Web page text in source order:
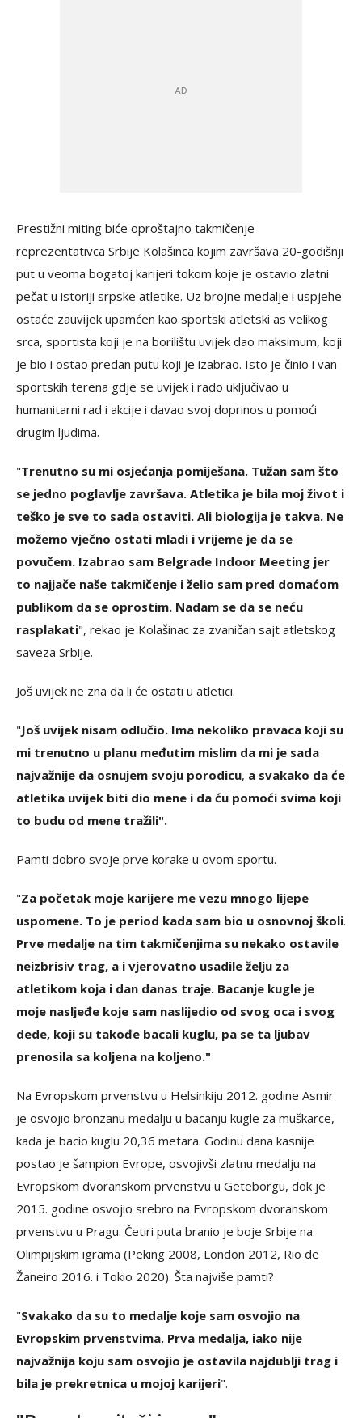
Prestižni miting biće oproštajno takmičenje
reprezentativca Srbije Kolašinca kojim završava 20-godišnji
put u veoma bogatoj karijeri tokom koje je ostavio zlatni
pečat u istoriji srpske atletike. Uz brojne medalje i uspjehe
ostaće zauvijek upamćen kao sportski atletski as velikog
srca, sportista koji je na borilištu uvijek dao maksimum, koji
je bio i ostao predan putu koji je izabrao. Isto je činio i van
sportskih terena gdje se uvijek i rado uključivao u
humanitarni rad i akcije i davao svoj doprinos u pomoći
drugim ljudima.
"Trenutno su mi osjećanja pomiješana. Tužan sam što
se jedno poglavlje završava. Atletika je bila moj život i
teško je sve to sada ostaviti. Ali biologija je takva. Ne
možemo vječno ostati mladi i vrijeme je da se
povučem. Izabrao sam Belgrade Indoor Meeting jer
to najjače naše takmičenje i želio sam pred domaćom
publikom da se oprostim. Nadam se da se neću
rasplakati", rekao je Kolašinac za zvaničan sajt atletskog
saveza Srbije.
Još uvijek ne zna da li će ostati u atletici.
"Još uvijek nisam odlučio. Ima nekoliko pravaca koji su
mi trenutno u planu međutim mislim da mi je sada
najvažnije da osnujem svoju porodicu, a svakako da će
atletika uvijek biti dio mene i da ću pomoći svima koji
to budu od mene tražili".
Pamti dobro svoje prve korake u ovom sportu.
"Za početak moje karijere me vezu mnogo lijepe
uspomene. To je period kada sam bio u osnovnoj školi.
Prve medalje na tim takmičenjima su nekako ostavile
neizbrisiv trag, a i vjerovatno usadile želju za
atletikom koja i dan danas traje. Bacanje kugle je
moje nasljeđe koje sam naslijedio od svog oca i svog
dede, koji su takođe bacali kuglu, pa se ta ljubav
prenosila sa koljena na koljeno."
Na Evropskom prvenstvu u Helsinkiju 2012. godine Asmir
je osvojio bronzanu medalju u bacanju kugle za muškarce,
kada je bacio kuglu 20,36 metara. Godinu dana kasnije
postao je šampion Evrope, osvojivši zlatnu medalju na
Evropskom dvoranskom prvenstvu u Geteborgu, dok je
2015. godine osvojio srebro na Evropskom dvoranskom
prvenstvu u Pragu. Četiri puta branio je boje Srbije na
Olimpijskim igrama (Peking 2008, London 2012, Rio de
Žaneiro 2016. i Tokio 2020). Šta najviše pamti?
"Svakako da su to medalje koje sam osvojio na
Evropskim prvenstvima. Prva medalja, iako nije
najvažnija koju sam osvojio je ostavila najdublji trag i
bila je prekretnica u mojoj karijeri".